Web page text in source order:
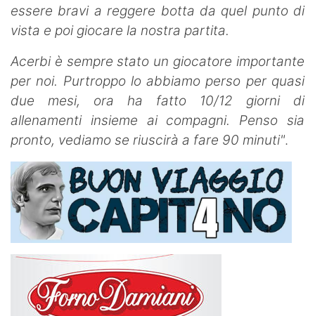
essere bravi a reggere botta da quel punto di
vista e poi giocare la nostra partita.
Acerbi è sempre stato un giocatore importante
per noi. Purtroppo lo abbiamo perso per quasi
due mesi, ora ha fatto 10/12 giorni di
allenamenti insieme ai compagni. Penso sia
pronto, vediamo se riuscirà a fare 90 minuti".